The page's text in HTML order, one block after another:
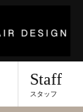
Staff
スタッフ